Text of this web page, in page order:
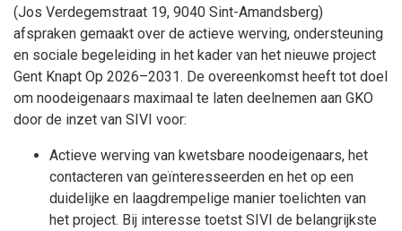
(Jos Verdegemstraat 19, 9040 Sint-Amandsberg)
afspraken gemaakt over de actieve werving, ondersteuning
en sociale begeleiding in het kader van het nieuwe project
Gent Knapt Op 2026–2031. De overeenkomst heeft tot doel
om noodeigenaars maximaal te laten deelnemen aan GKO
door de inzet van SIVI voor:
Actieve werving van kwetsbare noodeigenaars, het
contacteren van geïnteresseerden en het op een
duidelijke en laagdrempelige manier toelichten van
het project. Bij interesse toetst SIVI de belangrijkste